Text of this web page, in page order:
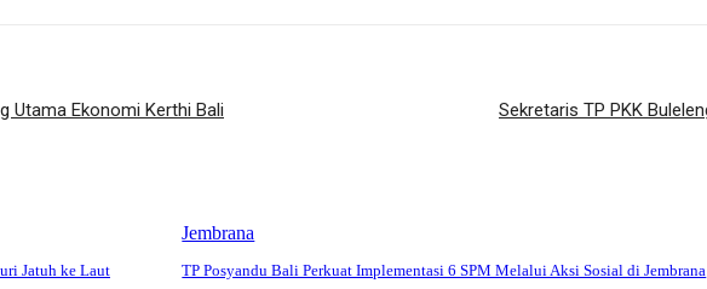
Utama Ekonomi Kerthi Bali
Sekretaris TP PKK
Jatuh ke Laut
Jembrana
TP Posyandu Bali Perkuat Implementasi 6 SPM Melalui Aksi Sosial di Jembrana